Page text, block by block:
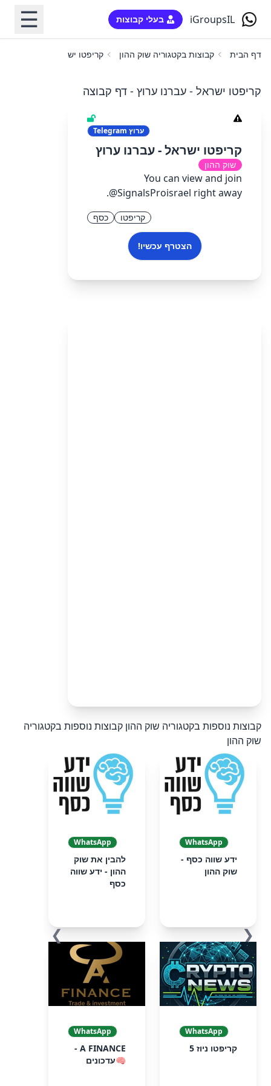
iGroupsIL בעלי קבוצות ☰
דף הבית קבוצות בקטגוריה שוק ההון קריפטו ישראל - עברנו ערוץ
קריפטו ישראל - עברנו ערוץ - דף קבוצה
ערוץ
קריפטו ישראל - עברנו ערוץ
שוק ההון
You can view and join
@SignalsProisrael right away.
קריפטו כסף
הצטרף עכשיו!
קבוצות נוספות בקטגוריה שוק ההון קבוצות נוספות בקטגוריה
שוק ההון
❮
WhatsApp
ידע שווה כסף -
שוק ההון
WhatsApp
להבין את שוק
ההון - ידע שווה
כסף
WhatsApp
קריפטו ניוז 5
WhatsApp
A FINANCE -
🧠עדכונים
❯